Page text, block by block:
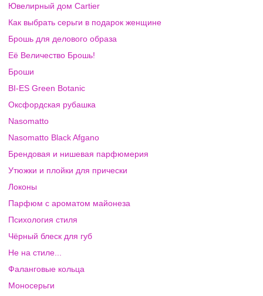
Ювелирный дом Cartier
Как выбрать серьги в подарок женщине
Брошь для делового образа
Её Величество Брошь!
Броши
BI-ES Green Botanic
Оксфордская рубашка
Nasomatto
Nasomatto Black Afgano
Брендовая и нишевая парфюмерия
Утюжки и плойки для прически
Локоны
Парфюм с ароматом майонеза
Психология стиля
Чёрный блеск для губ
Не на стиле...
Фаланговые кольца
Моносерьги